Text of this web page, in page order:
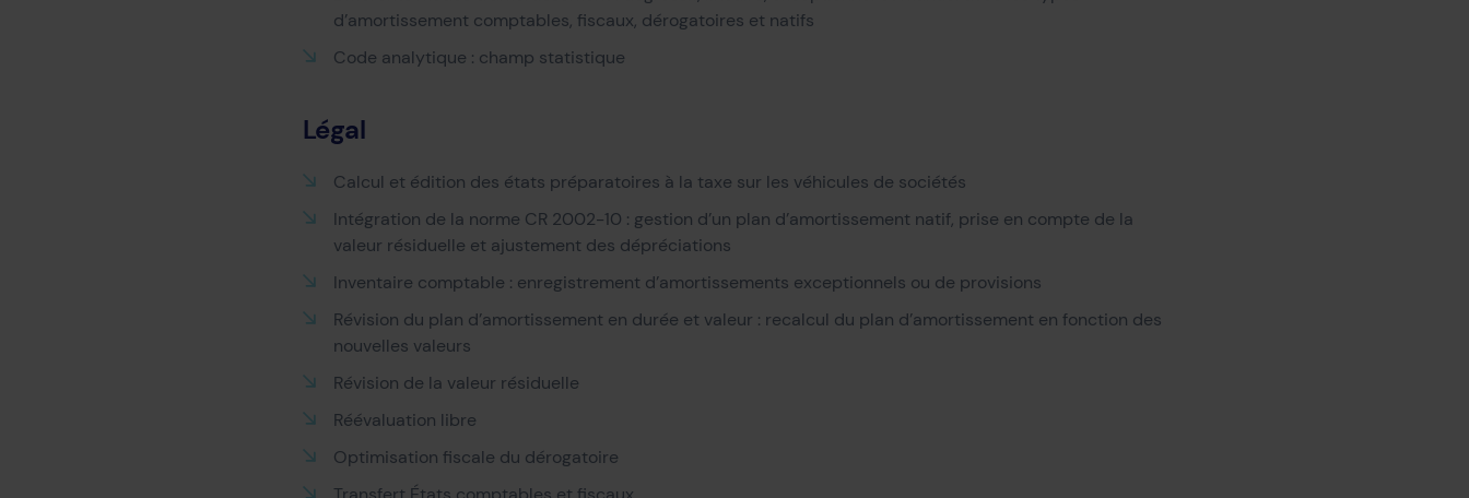
d’amortissement comptables, fiscaux, dérogatoires et natifs
Code analytique : champ statistique
Légal
Calcul et édition des états préparatoires à la taxe sur les véhicules de sociétés
Intégration de la norme CR 2002-10 : gestion d’un plan d’amortissement natif, prise en compte de la
valeur résiduelle et ajustement des dépréciations
Inventaire comptable : enregistrement d’amortissements exceptionnels ou de provisions
Révision du plan d’amortissement en durée et valeur : recalcul du plan d’amortissement en fonction des
nouvelles valeurs
Révision de la valeur résiduelle
Réévaluation libre
Optimisation fiscale du dérogatoire